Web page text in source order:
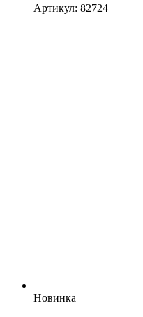
Артикул: 82724
Новинка